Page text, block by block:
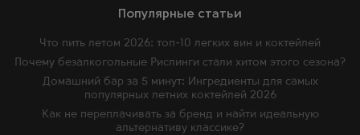
Популярные статьи
Что пить летом 2026: топ-10 легких вин и коктейлей
Почему безалкогольные Рислинги стали хитом этого сезона?
Домашний бар за 5 минут: Ингредиенты для самых
популярных летних коктейлей 2026
Как не переплачивать за бренд и найти идеальную
альтернативу классике?